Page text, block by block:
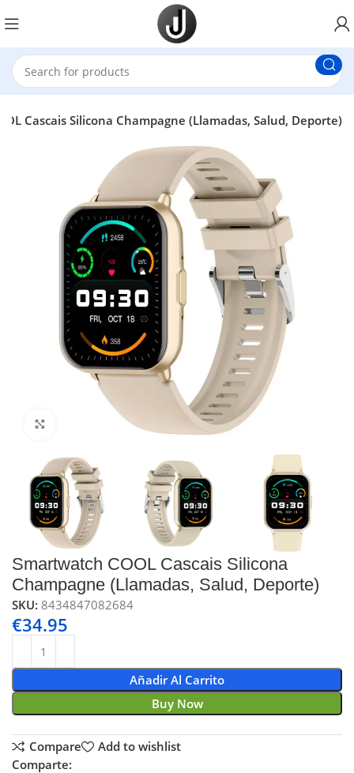
Cascais Silicona Champagne (Llamadas, Salud, Deporte)
Click to enlarge
Smartwatch COOL Cascais Silicona
Champagne (Llamadas, Salud, Deporte)
SKU:8434847082684
€34.95
Añadir Al Carrito
Buy Now
Compare
Add to wishlist
Comparte: